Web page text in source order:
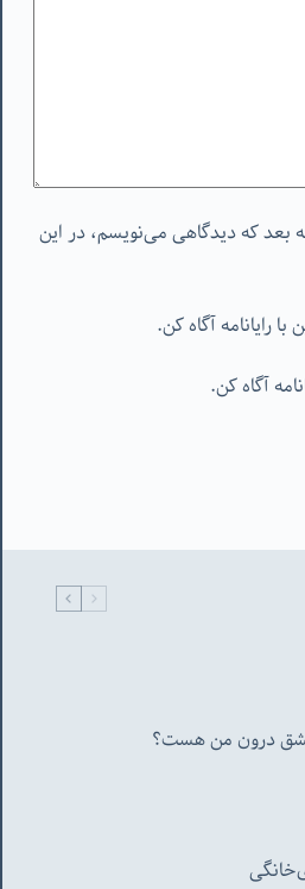
بعد که دیدگاهی می‌نویسم، در این
رایانامه آگاه کن.
آگاه کن.
عشق درون من هست؟